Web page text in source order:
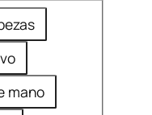
mano